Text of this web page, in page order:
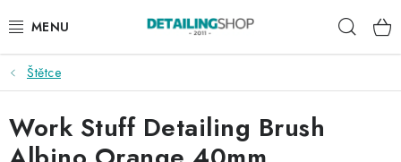
na
AKCE
NOVINKY
Štětce
Work Stuff Detailing Brush